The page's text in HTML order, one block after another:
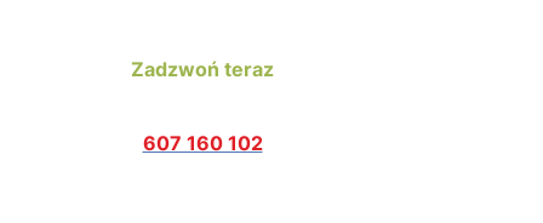
Zadzwoń teraz
607 160 102